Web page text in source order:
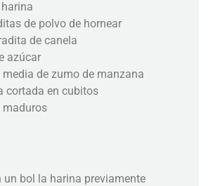
de polvo de hornear
de canela
azúcar
media de zumo de manzana
cortada en cubitos
un bol la harina previamente